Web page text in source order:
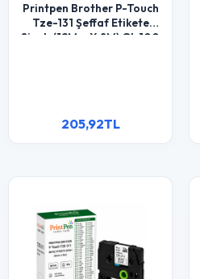
Printpen Brother P-Touch
Tze-131 Şeffaf Etikete
Siyah (12Mm X 8M) Gl-100
205,92TL